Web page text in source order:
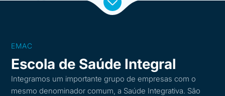
EMAC
Escola de Saúde Integral
Integramos um importante grupo de empresas com o
mesmo denominador comum, a Saúde Integrativa. São